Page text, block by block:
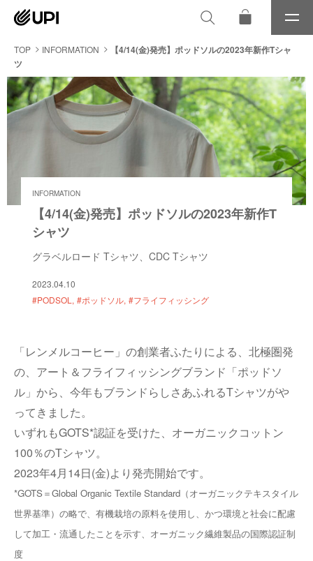
メ
ニ
TOP INFORMATION
【4/14(金)発売】ポッドソルの2023年新作Tシャ
ツ
INFORMATION
【4/14(金)発売】ポッドソルの2023年新作T
シャツ
グラベルロード Tシャツ、CDC Tシャツ
2023.04.10
#PODSOL
#ポッドソル #フライフィッシング
「レンメルコーヒー」の創業者ふたりによる、北極圏発
の、アート＆フライフィッシングブランド「ポッドソ
ル」から、今年もブランドらしさあふれるTシャツがや
ってきました。
いずれもGOTS*認証を受けた、オーガニックコットン
100％のTシャツ。
2023年4月14日(金)より発売開始です。
*GOTS＝Global Organic Textile Standard（オーガニックテキスタイル
世界基準）の略で、有機栽培の原料を使用し、かつ環境と社会に配慮
して加工・流通したことを示す、オーガニック繊維製品の国際認証制
度